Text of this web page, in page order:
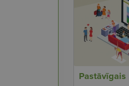
Pastāvīgais